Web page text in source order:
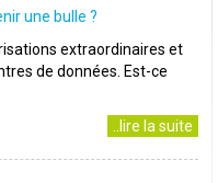
une bulle ?
extraordinaires et
de données. Est-ce
..lire la suite